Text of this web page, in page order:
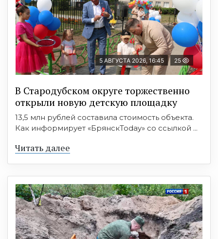
5 АВГУСТА 2026, 16:45 25
В Стародубском округе торжественно
открыли новую детскую площадку
13,5 млн рублей составила стоимость объекта.
Как информирует «БрянскToday» со ссылкой ...
Читать далее